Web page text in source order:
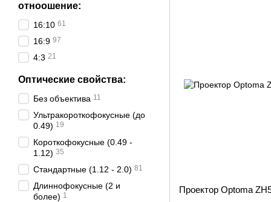
Проектор Optoma
отноошение:
16:10 61
16:9 97
4:3 21
Оптические свойства:
Без объектива 11
Ультракороткофокусные (до
0.49) 19
Короткофокусные (0.49 -
1.12) 35
Стандартные (1.12 - 2.0) 81
Длиннофокусные (2 и
более) 1